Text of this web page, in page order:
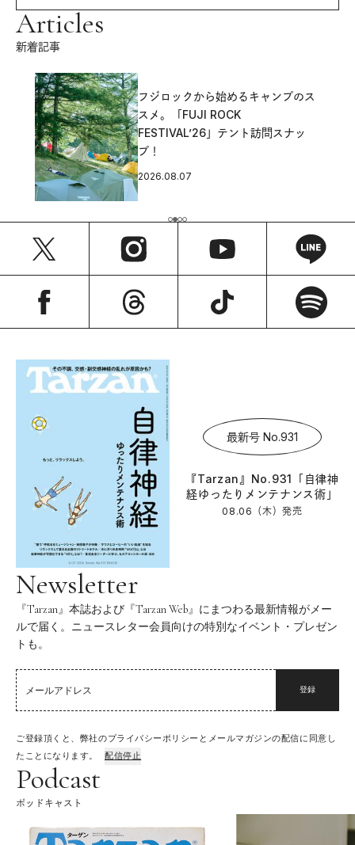
Articles
新着記事
フジロックから始めるキャンプのス
スメ。「FUJI ROCK
FESTIVAL’26」テント訪問スナッ
プ！
2026.08.07
最新号 No.931
『Tarzan』No.931「自律神
経ゆったりメンテナンス術」
08.06（木）発売
Newsletter
『Tarzan』本誌および『Tarzan Web』にまつわる最新情報がメー
ルで届く。ニュースレター会員向けの特別なイベント・プレゼン
トも。
登録
ご登録頂くと、弊社のプライバシーポリシーとメールマガジンの配信に同意し
たことになります。
配信停止
Podcast
ポッドキャスト